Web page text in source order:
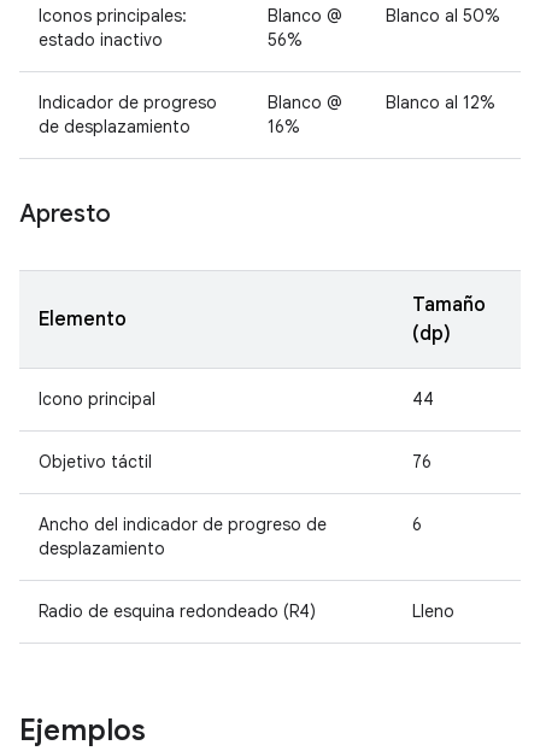
Iconos principales:
estado inactivo
Blanco @
56%
Blanco al 50%
Indicador de progreso
de desplazamiento
Blanco @
16%
Blanco al 12%
Apresto
Elemento
Tamaño
(dp)
Icono principal 44
Objetivo táctil 76
Ancho del indicador de progreso de
desplazamiento
6
Radio de esquina redondeado (R4) Lleno
Ejemplos